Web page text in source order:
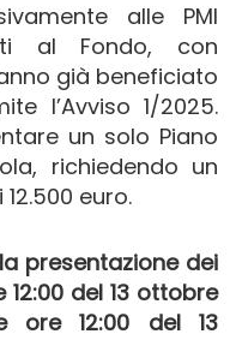
alle PMI
al Fondo, con
già beneficiato
l’Avviso 1/2025.
un solo Piano
richiedendo un
euro.
presentazione dei
12:00 del 13 ottobre
ore 12:00 del 13